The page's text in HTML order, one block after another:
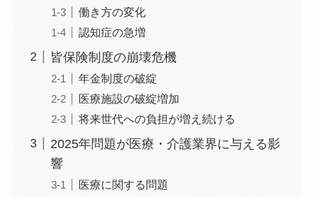
働き方の変化
認知症の急増
皆保険制度の崩壊危機
年金制度の破綻
医療施設の破綻増加
将来世代への負担が増え続ける
2025年問題が医療・介護業界に与える影
響
医療に関する問題